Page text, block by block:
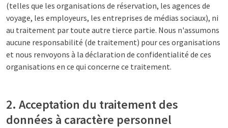
(telles que les organisations de réservation, les agences de
voyage, les employeurs, les entreprises de médias sociaux), ni
au traitement par toute autre tierce partie. Nous n'assumons
aucune responsabilité (de traitement) pour ces organisations
et nous renvoyons à la déclaration de confidentialité de ces
organisations en ce qui concerne ce traitement.
2. Acceptation du traitement des
données à caractère personnel